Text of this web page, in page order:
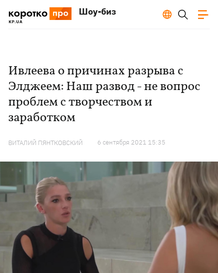
Шоу-биз
Ивлеева о причинах разрыва с
Элджеем: Наш развод - не вопрос
проблем с творчеством и
заработком
ВИТАЛИЙ ПЯНТКОВСКИЙ 6 сентября 2021 15:35